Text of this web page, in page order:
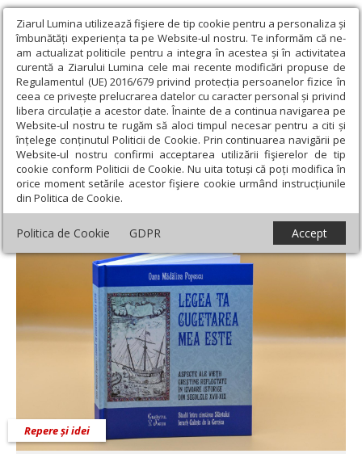
Ziarul Lumina utilizează fişiere de tip cookie pentru a personaliza și
îmbunătăți experiența ta pe Website-ul nostru. Te informăm că ne-
am actualizat politicile pentru a integra în acestea și în activitatea
curentă a Ziarului Lumina cele mai recente modificări propuse de
Regulamentul (UE) 2016/679 privind protecția persoanelor fizice în
ceea ce privește prelucrarea datelor cu caracter personal și privind
libera circulație a acestor date. Înainte de a continua navigarea pe
Website-ul nostru te rugăm să aloci timpul necesar pentru a citi și
înțelege conținutul Politicii de Cookie. Prin continuarea navigării pe
Website-ul nostru confirmi acceptarea utilizării fişierelor de tip
cookie conform Politicii de Cookie. Nu uita totuși că poți modifica în
orice moment setările acestor fişiere cookie urmând instrucțiunile
din Politica de Cookie.
Politica de Cookie GDPR Accept
Ziarul Lumina › Opinii › Repere și idei › Lucrarea „Legea Ta
cugetarea mea este” la Editura Cuvântul Vieții
Lucrarea „Legea Ta cugetarea mea este” la
Editura Cuvântul Vieții
Repere și idei